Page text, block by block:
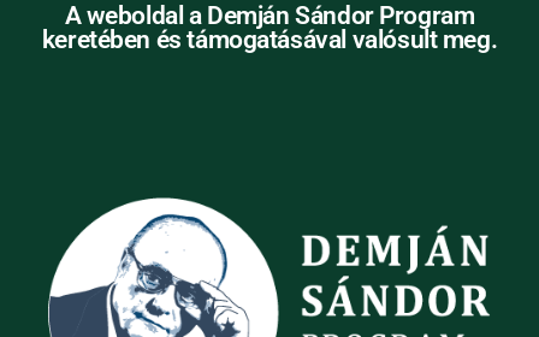
A weboldal a Demján Sándor Program
keretében és támogatásával valósult meg.